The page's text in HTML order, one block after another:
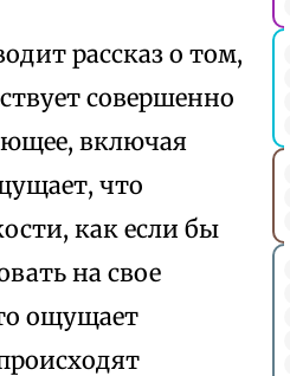
рассказ о том,
совершенно
включая
что
как если бы
на свое
ощущает